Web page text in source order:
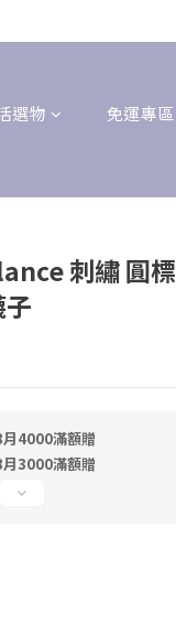
選物 免運專區
刺繡 圓標
4000滿額贈
3000滿額贈